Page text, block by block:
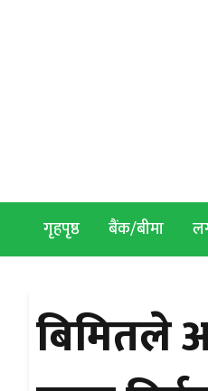
गृहपृष्ठ बैंक/बीमा
बिमितले